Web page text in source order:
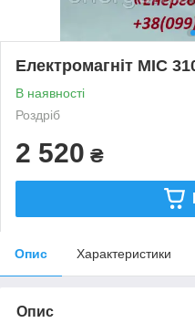
Електромагніт МІС
В наявності
Роздріб
2 520 ₴
Опис Характеристики
Опис